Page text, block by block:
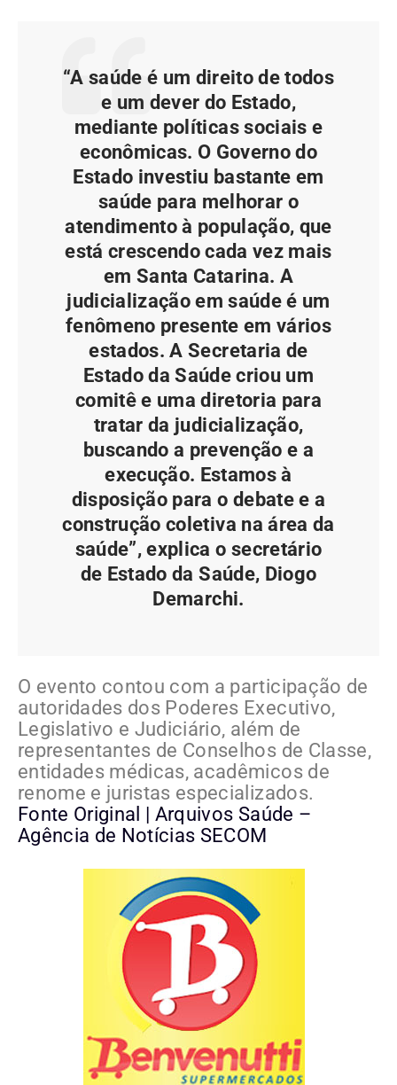
“A saúde é um direito de todos
e um dever do Estado,
mediante políticas sociais e
econômicas. O Governo do
Estado investiu bastante em
saúde para melhorar o
atendimento à população, que
está crescendo cada vez mais
em Santa Catarina. A
judicialização em saúde é um
fenômeno presente em vários
estados. A Secretaria de
Estado da Saúde criou um
comitê e uma diretoria para
tratar da judicialização,
buscando a prevenção e a
execução. Estamos à
disposição para o debate e a
construção coletiva na área da
saúde”, explica o secretário
de Estado da Saúde, Diogo
Demarchi.
O evento contou com a participação de
autoridades dos Poderes Executivo,
Legislativo e Judiciário, além de
representantes de Conselhos de Classe,
entidades médicas, acadêmicos de
renome e juristas especializados.
Fonte Original | Arquivos Saúde –
Agência de Notícias SECOM